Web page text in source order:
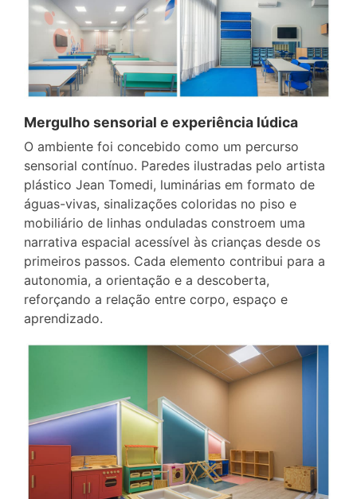
Mergulho sensorial e experiência lúdica
O ambiente foi concebido como um percurso
sensorial contínuo. Paredes ilustradas pelo artista
plástico Jean Tomedi, luminárias em formato de
águas-vivas, sinalizações coloridas no piso e
mobiliário de linhas onduladas constroem uma
narrativa espacial acessível às crianças desde os
primeiros passos. Cada elemento contribui para a
autonomia, a orientação e a descoberta,
reforçando a relação entre corpo, espaço e
aprendizado.